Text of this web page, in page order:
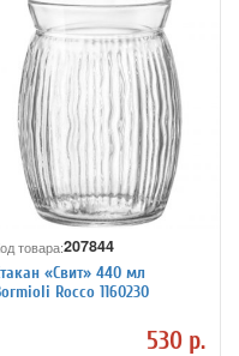
товара:207844
«Свит» 440 мл
Rocco 1160230
530 р.